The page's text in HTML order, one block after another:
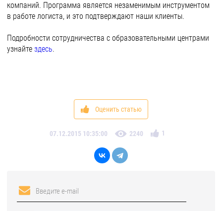
компаний. Программа является незаменимым инструментом
в работе логиста, и это подтверждают наши клиенты.
Подробности сотрудничества с образовательными центрами
узнайте здесь.
Оценить статью
07.12.2015 10:35:00 2240 1